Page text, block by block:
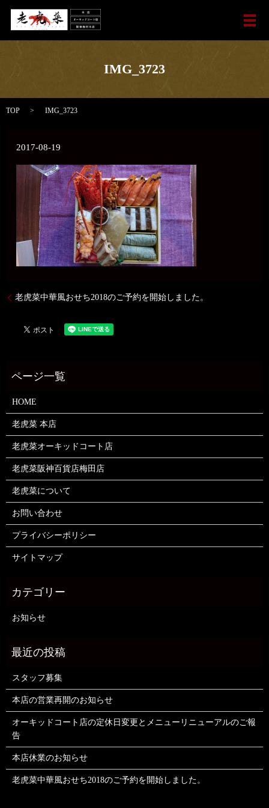
メ
IMG_3723
TOP IMG_3723
2017-08-19
老虎菜中華風おせち2018のご予約を開始しました。
HOME
老虎菜 本店
老虎菜オーキッドコート店
老虎菜阪神百貨店梅田店
老虎菜について
お問い合わせ
プライバシーポリシー
サイトマップ
お知らせ
スタッフ募集
本店の営業再開のお知らせ
オーキッドコート店の定休日変更とメニューリニューアルのご報
告
本店休業のお知らせ
老虎菜中華風おせち2018のご予約を開始しました。